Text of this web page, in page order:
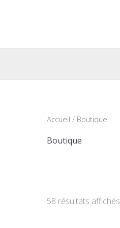
Accueil / Boutique
Boutique
58 résultats affichés